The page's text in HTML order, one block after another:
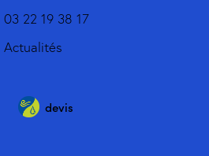
03 22 19 38 17
Actualités
devis